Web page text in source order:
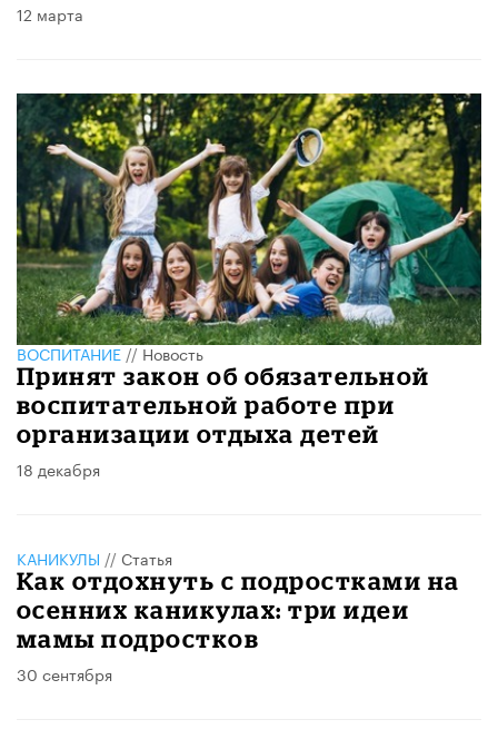
12 марта
ВОСПИТАНИЕ//Новость
Принят закон об обязательной
воспитательной работе при
организации отдыха детей
18 декабря
КАНИКУЛЫ // Статья
Как отдохнуть с подростками на
осенних каникулах: три идеи
мамы подростков
30 сентября